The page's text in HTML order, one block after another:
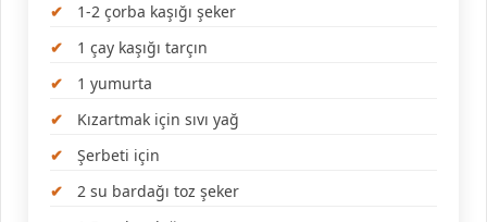
1-2 çorba kaşığı şeker
1 çay kaşığı tarçın
1 yumurta
Kızartmak için sıvı yağ
Şerbeti için
2 su bardağı toz şeker